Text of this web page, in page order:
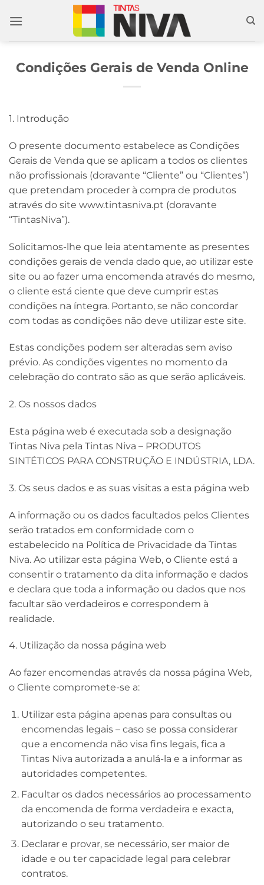
Condições Gerais de Venda Online
1. Introdução
O presente documento estabelece as Condições
Gerais de Venda que se aplicam a todos os clientes
não profissionais (doravante “Cliente” ou “Clientes”)
que pretendam proceder à compra de produtos
através do site www.tintasniva.pt (doravante
“TintasNiva”).
Solicitamos-lhe que leia atentamente as presentes
condições gerais de venda dado que, ao utilizar este
site ou ao fazer uma encomenda através do mesmo,
o cliente está ciente que deve cumprir estas
condições na íntegra. Portanto, se não concordar
com todas as condições não deve utilizar este site.
Estas condições podem ser alteradas sem aviso
prévio. As condições vigentes no momento da
celebração do contrato são as que serão aplicáveis.
2. Os nossos dados
Esta página web é executada sob a designação
Tintas Niva pela Tintas Niva – PRODUTOS
SINTÉTICOS PARA CONSTRUÇÃO E INDÚSTRIA, LDA.
3. Os seus dados e as suas visitas a esta página web
A informação ou os dados facultados pelos Clientes
serão tratados em conformidade com o
estabelecido na Política de Privacidade da Tintas
Niva. Ao utilizar esta página Web, o Cliente está a
consentir o tratamento da dita informação e dados
e declara que toda a informação ou dados que nos
facultar são verdadeiros e correspondem à
realidade.
4. Utilização da nossa página web
Ao fazer encomendas através da nossa página Web,
o Cliente compromete-se a:
Utilizar esta página apenas para consultas ou
encomendas legais – caso se possa considerar
que a encomenda não visa fins legais, fica a
Tintas Niva autorizada a anulá-la e a informar as
autoridades competentes.
Facultar os dados necessários ao processamento
da encomenda de forma verdadeira e exacta,
autorizando o seu tratamento.
Declarar e provar, se necessário, ser maior de
idade e ou ter capacidade legal para celebrar
contratos.